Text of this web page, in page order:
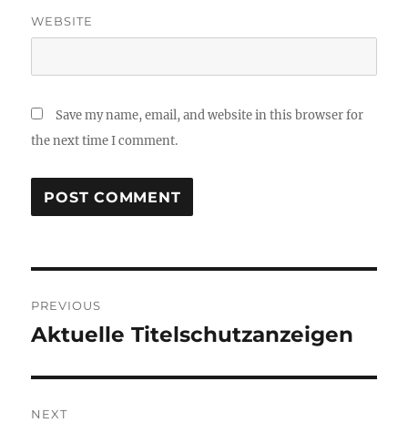
WEBSITE
Save my name, email, and website in this browser for
the next time I comment.
navigation
PREVIOUS
Previous
Aktuelle Titelschutzanzeigen
NEXT